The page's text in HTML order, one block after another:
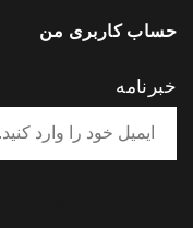
حساب کاربری من
خبرنامه